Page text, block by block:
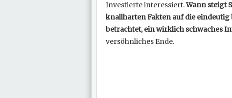
Investierte interessiert.Wann steigt
knallharten Fakten auf die eindeutig
betrachtet, ein wirklich schwaches
versöhnliches Ende.